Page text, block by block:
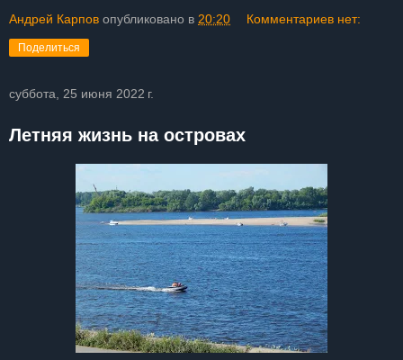
Андрей Карпов опубликовано в 20:20 Комментариев нет:
Поделиться
суббота, 25 июня 2022 г.
Летняя жизнь на островах